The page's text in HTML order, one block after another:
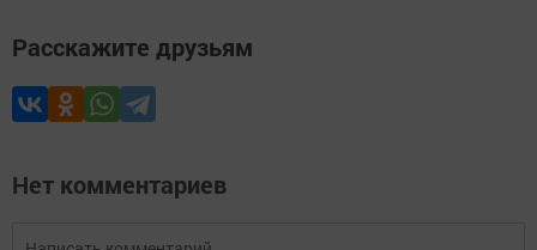
Расскажите друзьям
Нет комментариев